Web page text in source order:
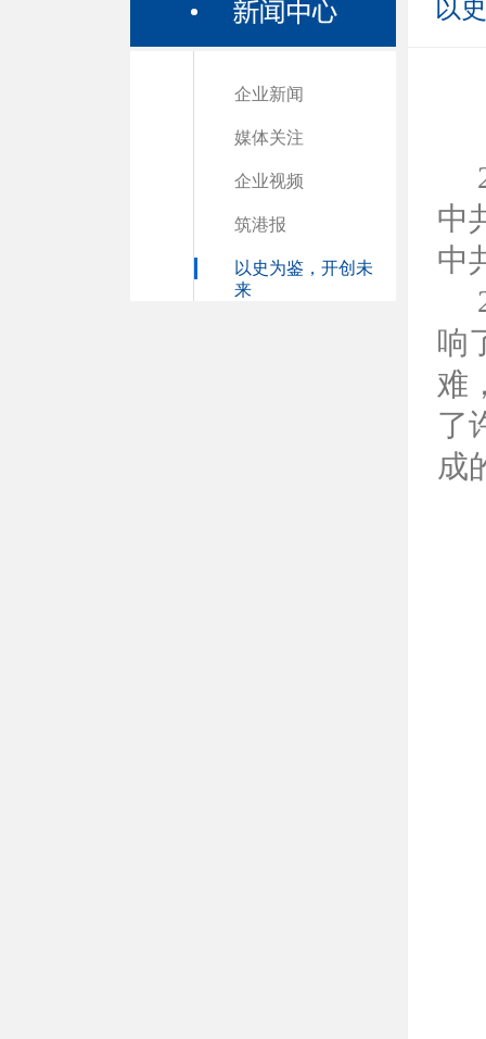
企业新闻
媒体关注
企业视频
筑港报
以史为鉴，开创未
来
以
中
中
响
难
了
成